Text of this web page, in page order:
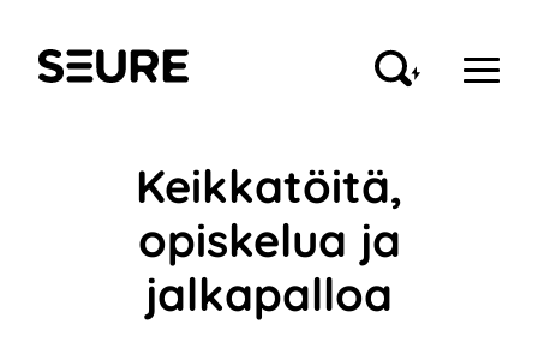
sisältöön
Seure
Keikkatöitä,
opiskelua ja
jalkapalloa